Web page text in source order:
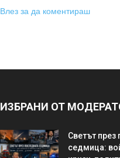
Влез за да коментираш
ИЗБРАНИ ОТ
Светът през
седмица: